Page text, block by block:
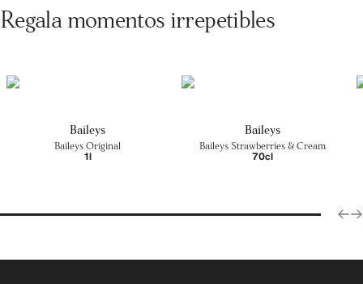
Regala momentos irrepetibles
Baileys
Baileys Original
1l
Baileys
Baileys Strawberries & Cream
70cl